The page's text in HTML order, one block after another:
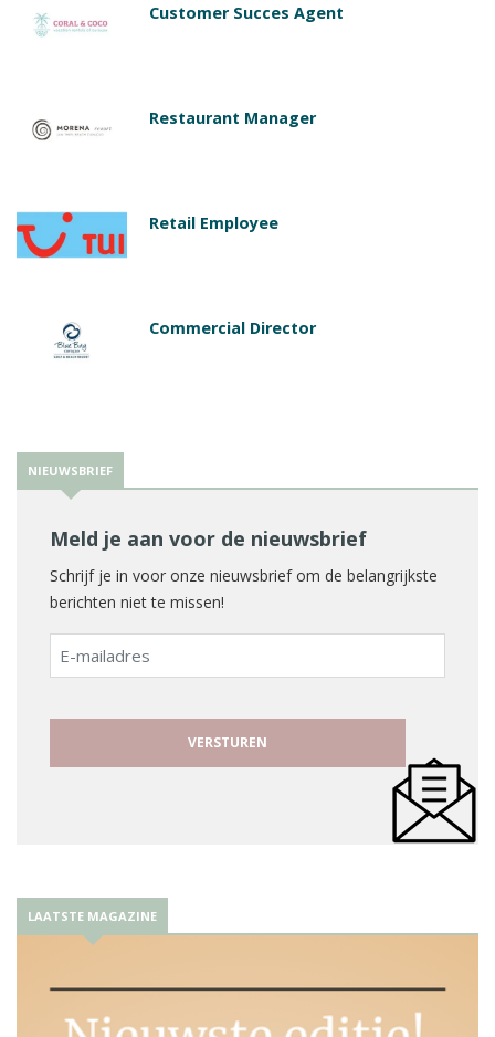
Customer Succes Agent
Restaurant Manager
Retail Employee
Commercial Director
NIEUWSBRIEF
Meld je aan voor de nieuwsbrief
Schrijf je in voor onze nieuwsbrief om de belangrijkste
berichten niet te missen!
E-
mailadres
LAATSTE MAGAZINE